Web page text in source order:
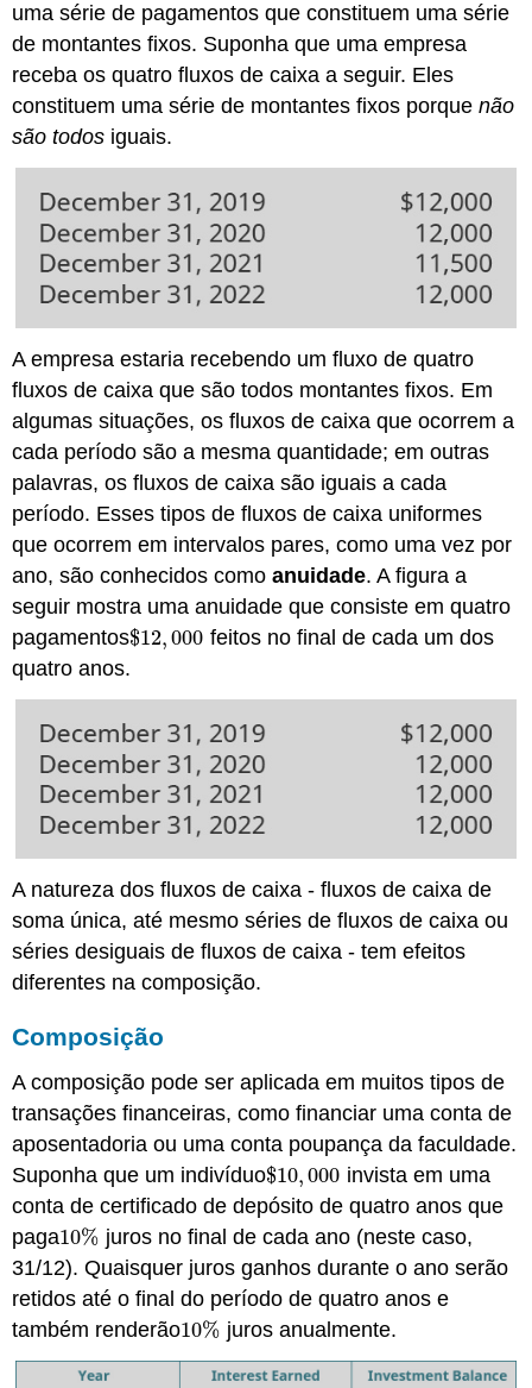
uma série de pagamentos que constituem uma série
de montantes fixos. Suponha que uma empresa
receba os quatro fluxos de caixa a seguir. Eles
constituem uma série de montantes fixos porquenão
são todos iguais.
A empresa estaria recebendo um fluxo de quatro
fluxos de caixa que são todos montantes fixos. Em
algumas situações, os fluxos de caixa que ocorrem a
cada período são a mesma quantidade; em outras
palavras, os fluxos de caixa são iguais a cada
período. Esses tipos de fluxos de caixa uniformes
que ocorrem em intervalos pares, como uma vez por
ano, são conhecidos comoanuidade. A figura a
seguir mostra uma anuidade que consiste em quatro
pagamentos$12, 000
$12,000 feitos no final de cada um dos
quatro anos.
A natureza dos fluxos de caixa - fluxos de caixa de
soma única, até mesmo séries de fluxos de caixa ou
séries desiguais de fluxos de caixa - tem efeitos
diferentes na composição.
Composição
A composição pode ser aplicada em muitos tipos de
transações financeiras, como financiar uma conta de
aposentadoria ou uma conta poupança da faculdade.
Suponha que um indivíduo$10, 000
$10,000 invista em uma
conta de certificado de depósito de quatro anos que
paga10%
10% juros no final de cada ano (neste caso,
31/12). Quaisquer juros ganhos durante o ano serão
retidos até o final do período de quatro anos e
também renderão10%
10% juros anualmente.